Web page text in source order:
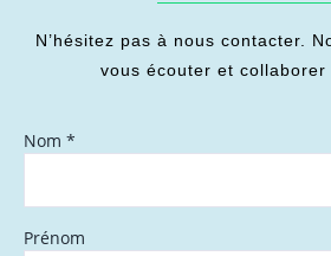
N’hésitez pas à nous contacter.
vous écouter et collaborer
Nom *
Prénom